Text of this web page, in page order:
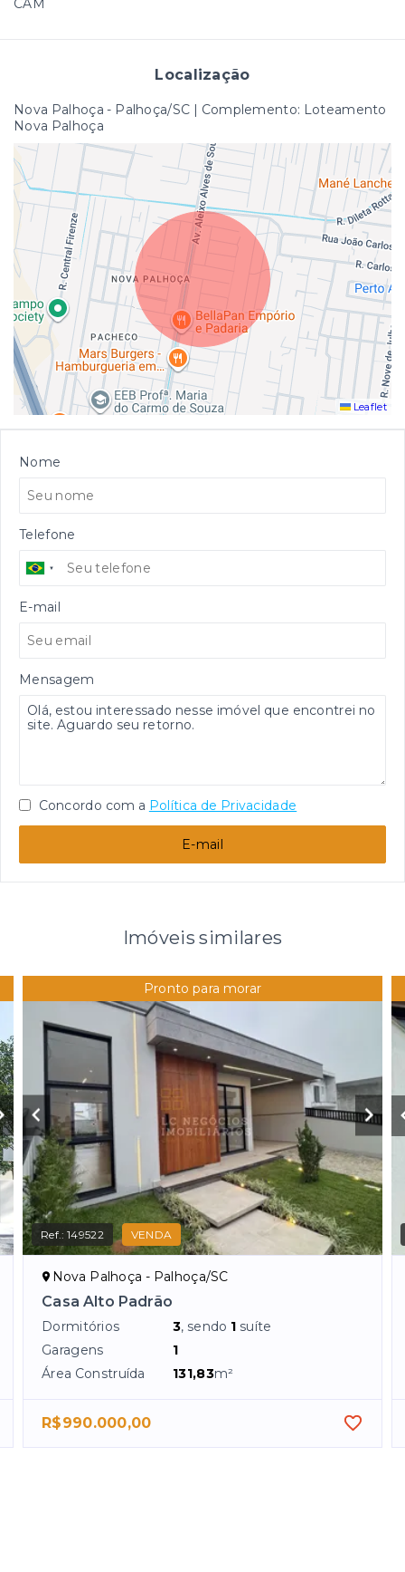
CAM
Localização
Nova Palhoça - Palhoça/SC | Complemento: Loteamento
Nova Palhoça
Leaflet
Nome
Telefone
E-mail
Mensagem
Concordo com a Política de Privacidade
E-mail
Imóveis similares
Pronto para morar
Ref.:149522 VENDA
Nova Palhoça - Palhoça/SC
Casa Alto Padrão
Dormitórios 3, sendo 1 suíte
Garagens
1
Área Construída
131,83m²
R$990.000,00